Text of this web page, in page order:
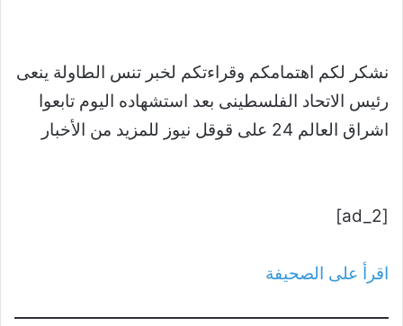
نشكر لكم اهتمامكم وقراءتكم لخبر تنس الطاولة ينعى
رئيس الاتحاد الفلسطينى بعد استشهاده اليوم تابعوا
اشراق العالم 24 على قوقل نيوز للمزيد من الأخبار
[ad_2]
اقرأ على الصحيفة